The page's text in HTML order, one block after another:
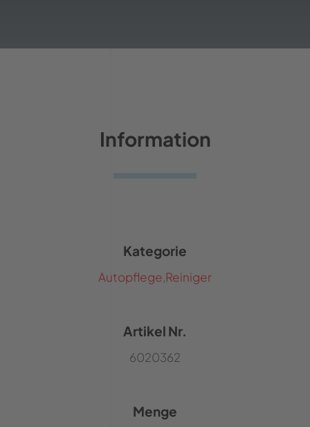
Information
Kategorie
Autopflege,Reiniger
Artikel Nr.
6020362
Menge